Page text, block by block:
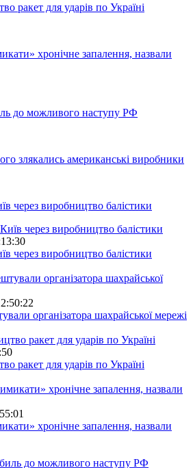
ракет для ударів по Україні
хронічне запалення, назвали
до можливого наступу РФ
злякались американські виробники
через виробництво балістики
через виробництво балістики
організатора шахрайської мережі
ракет для ударів по Україні
хронічне запалення, назвали